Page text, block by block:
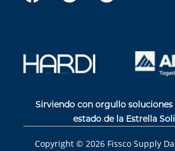
Sirviendo con orgullo soluciones
estado de la Estrella
Copyright © 2026 Fissco Supply